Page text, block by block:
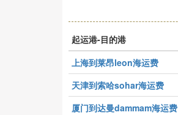
起运港-目的港
上海到莱昂leon海运费
天津到索哈sohar海运费
厦门到达曼dammam海运费